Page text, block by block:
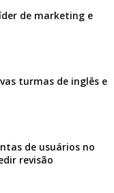
de marketing e
turmas de inglês e
de usuários no
revisão